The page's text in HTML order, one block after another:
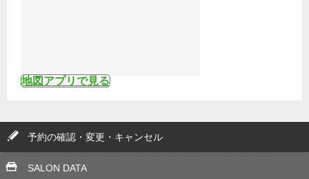
地図アプリで見る
予約の確認・変更・キャンセル
SALON DATA